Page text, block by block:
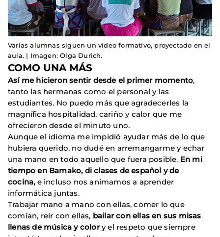
Varias alumnas siguen un vídeo formativo, proyectado en el
aula. | Imagen: Olga Durich.
COMO UNA MÁS
Así me hicieron sentir desde el primer momento,
tanto las hermanas como el personal y las
estudiantes. No puedo más que agradecerles la
magnífica hospitalidad, cariño y calor que me
ofrecieron desde el minuto uno.
Aunque el idioma me impidió ayudar más de lo que
hubiera querido, no dudé en arremangarme y echar
una mano en todo aquello que fuera posible. En mi
tiempo en Bamako, di clases de español y de
cocina, e incluso nos animamos a aprender
informática juntas.
Trabajar mano a mano con ellas, comer lo que
comían, reír con ellas, bailar con ellas en sus misas
llenas de música y colory el respeto que siempre